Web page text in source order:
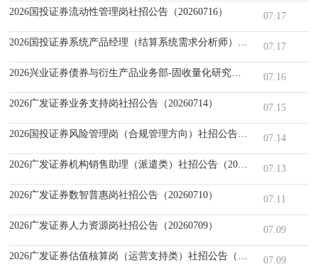
2026国投证券流动性管理岗社招公告（20260716） 07.17
2026国投证券系统产品经理（结算系统需求分析师）社招公告（
07.17
2026兴业证券债券与衍生产品业务部-固收量化研究员社招公告（
07.16
2026广发证券业务支持岗社招公告（20260714） 07.15
2026国投证券风险管理岗（合规管理方向）社招公告（20260713）
07.14
2026广发证券机构销售助理（派遣类）社招公告（20260713）
07.13
2026广发证券数智普惠岗社招公告（20260710） 07.11
2026广发证券人力资源岗社招公告（20260709） 07.09
2026广发证券估值核算岗（运营支持类）社招公告（20260708）
07.09